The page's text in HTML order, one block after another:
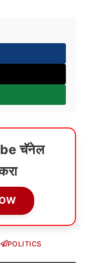
चॅनेल
POLITICS